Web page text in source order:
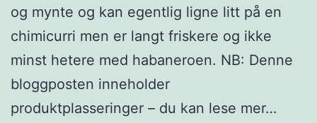
og mynte og kan egentlig ligne litt på en
chimicurri men er langt friskere og ikke
minst hetere med habaneroen. NB: Denne
bloggposten inneholder
produktplasseringer – du kan lese mer…